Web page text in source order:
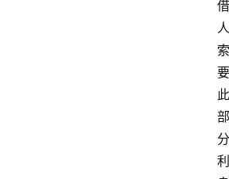
借
人
索
要
此
部
分
利